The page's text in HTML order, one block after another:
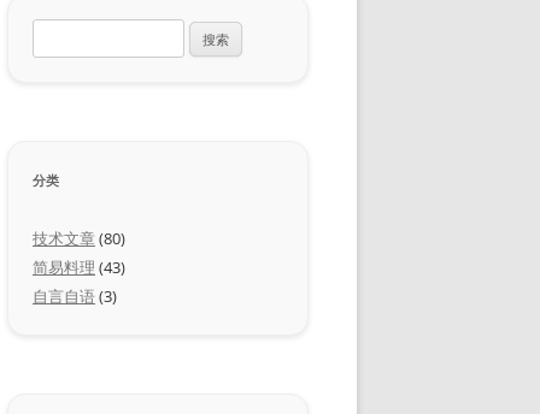
索：
分类
技术文章 (80)
简易料理 (43)
自言自语(3)